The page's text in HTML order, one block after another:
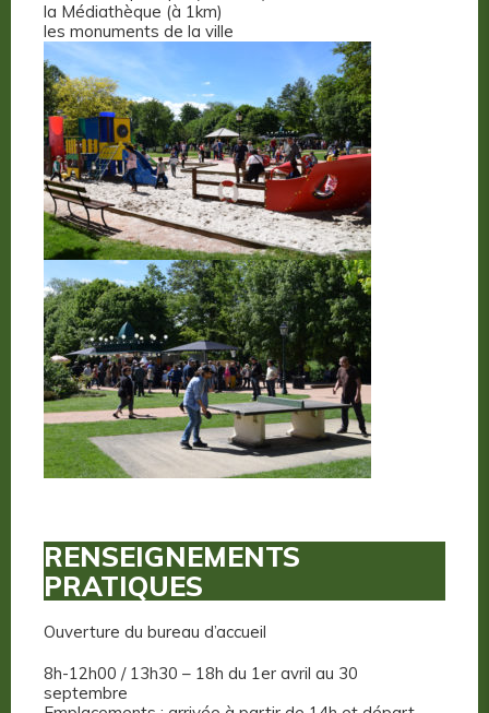
la Médiathèque (à 1km)
les monuments de la ville
RENSEIGNEMENTS
PRATIQUES
Ouverture du bureau d’accueil
8h-12h00 / 13h30 – 18h du 1er avril au 30
septembre